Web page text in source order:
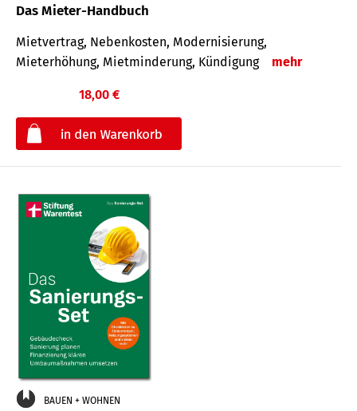
Das Mieter-Handbuch
Mietvertrag, Nebenkosten, Modernisierung,
Mieterhöhung, Mietminderung, Kündigung
mehr
18,00 €
BAUEN + WOHNEN